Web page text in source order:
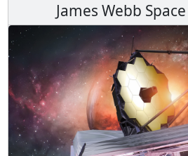
James Webb